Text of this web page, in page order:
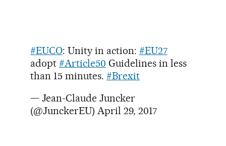
#EUCO: Unity in action: #EU27
adopt #Article50 Guidelines in less
than 15 minutes. #Brexit
— Jean-Claude Juncker
(@JunckerEU) April 29, 2017